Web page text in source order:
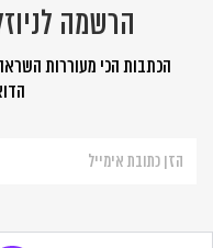
הרשמה
הכתבות הכי מעוררות
לניוזלטר
החיים